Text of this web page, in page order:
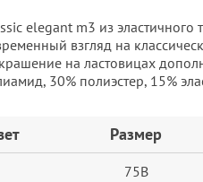
elegant m3 из эластичного
взгляд на
на ластовицах
30% полиэстер, 15%
Размер
75B